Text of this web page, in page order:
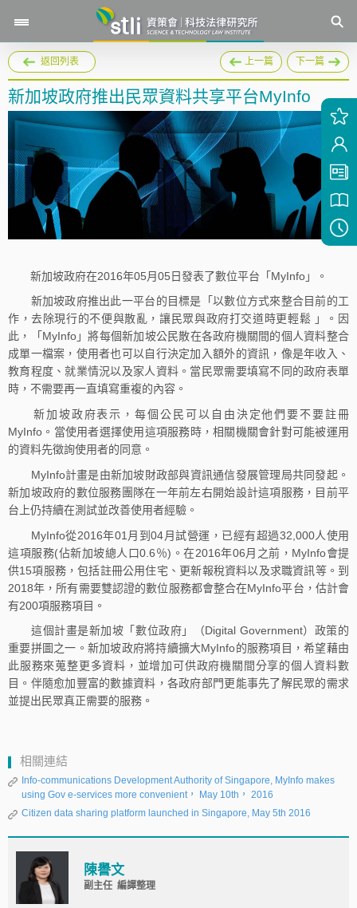
返回列表 上一篇 下一篇
新加坡政府推出民眾資料共享平台MyInfo
新加坡政府在2016年05月05日發表了數位平台「MyInfo」。
新加坡政府推出此一平台的目標是「以數位方式來整合目前的工
作，去除現行的不便與散亂，讓民眾與政府打交道時更輕鬆 」。因
此，「MyInfo」將每個新加坡公民散在各政府機關間的個人資料整合
成單一檔案，使用者也可以自行決定加入額外的資訊，像是年收入、
教育程度、就業情況以及家人資料。當民眾需要填寫不同的政府表單
時，不需要再一直填寫重複的內容。
新加坡政府表示，每個公民可以自由決定他們要不要註冊
MyInfo。當使用者選擇使用這項服務時，相關機關會針對可能被運用
的資料先徵詢使用者的同意。
MyInfo計畫是由新加坡財政部與資訊通信發展管理局共同發起。
新加坡政府的數位服務團隊在一年前左右開始設計這項服務，目前平
台上仍持續在測試並改善使用者經驗。
MyInfo從2016年01月到04月試營運，已經有超過32,000人使用
這項服務(佔新加坡總人口0.6％)。在2016年06月之前，MyInfo會提
供15項服務，包括註冊公用住宅、更新報稅資料以及求職資訊等。到
2018年，所有需要雙認證的數位服務都會整合在MyInfo平台，估計會
有200項服務項目。
這個計畫是新加坡「數位政府」（Digital Government）政策的
重要拼圖之一。新加坡政府將持續擴大MyInfo的服務項目，希望藉由
此服務來蒐整更多資料，並增加可供政府機關間分享的個人資料數
目。伴隨愈加豐富的數據資料，各政府部門更能事先了解民眾的需求
並提出民眾真正需要的服務。
相關連結
Info-communications Development Authority of Singapore, MyInfo makes
using Gov e-services more convenient， May 10th， 2016
Citizen data sharing platform launched in Singapore, May 5th 2016
陳譽文
副主任 編譯整理